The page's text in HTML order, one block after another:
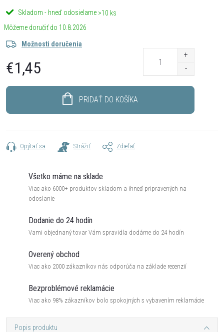
Skladom - hneď odosielame >10 ks
10.8.2026
Možnosti doručenia
€1,45
PRIDAŤ DO KOŠÍKA
Opýtať sa Strážiť Zdieľať
Všetko máme na sklade
Viac ako 6000+ produktov skladom a ihneď pripravených na
odoslanie
Dodanie do 24 hodín
Vami objednaný tovar Vám spravidla dodáme do 24 hodín
Overený obchod
Viac ako 2000 zákazníkov nás odporúča na základe recenzií
Bezproblémové reklamácie
Viac ako 98% zákazníkov bolo spokojných s vybavením reklamácie
Popis produktu